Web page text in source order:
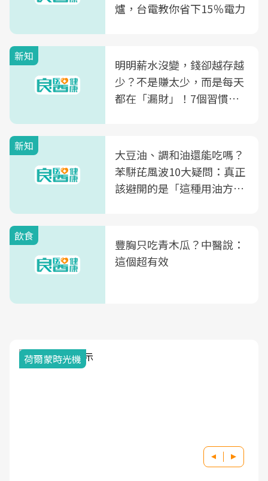
爐，台電教你省下15％電力
新知
明明薪水沒變，錢卻越存越
少？不是賺太少，而是每天
都在「漏財」！7個習慣一
新知
大豆油、調和油還能吃嗎？
苯駢芘風波10大疑問：真正
該避開的是「這種用油方
飲食
豐胸只吃青木瓜？中醫說：
這個超有效
荷爾蒙時光機